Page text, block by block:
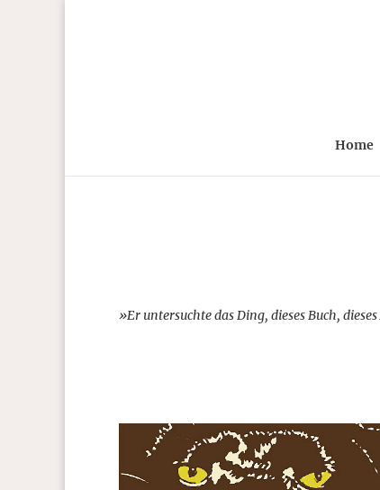
Home
»Er untersuchte das Ding, dieses Buch,